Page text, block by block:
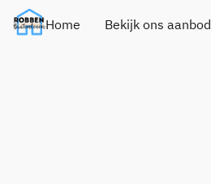
Home Bekijk ons aanbod